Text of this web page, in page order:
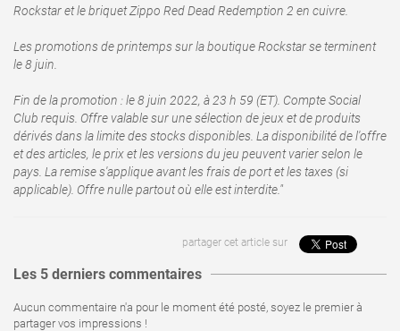
Rockstar et le briquet Zippo Red Dead Redemption 2 en cuivre.
Les promotions de printemps sur la boutique Rockstar se terminent
le 8 juin.
Fin de la promotion : le 8 juin 2022, à 23 h 59 (ET). Compte Social
Club requis. Offre valable sur une sélection de jeux et de produits
dérivés dans la limite des stocks disponibles. La disponibilité de l'offre
et des articles, le prix et les versions du jeu peuvent varier selon le
pays. La remise s'applique avant les frais de port et les taxes (si
applicable). Offre nulle partout où elle est interdite."
partager cet article sur
Les 5 derniers commentaires
Aucun commentaire n'a pour le moment été posté, soyez le premier à
partager vos impressions !